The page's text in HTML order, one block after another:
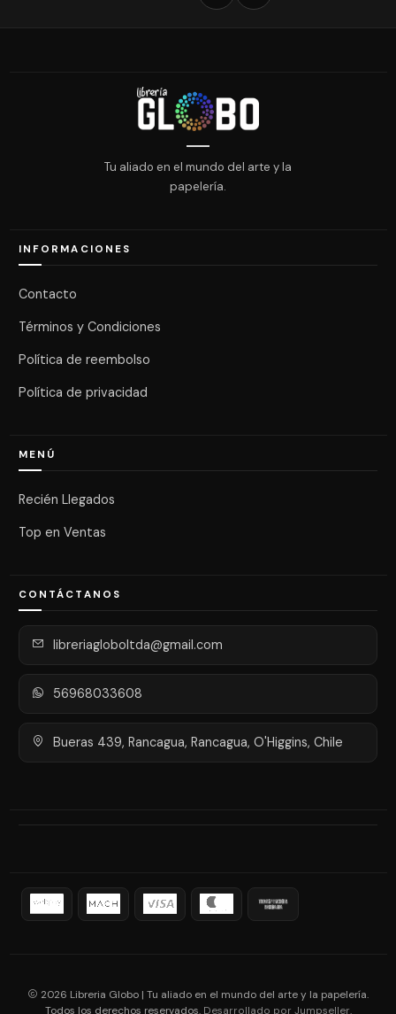
Tu aliado en el mundo del arte y la
papelería.
INFORMACIONES
Contacto
Términos y Condiciones
Política de reembolso
Política de privacidad
MENÚ
Recién Llegados
Top en Ventas
CONTÁCTANOS
libreriagloboltda@gmail.com
56968033608
Bueras 439, Rancagua, Rancagua, O'Higgins, Chile
2026 Libreria Globo | Tu aliado en el mundo del arte y la papelería.
Todos los derechos reservados. Desarrollado por Jumpseller.